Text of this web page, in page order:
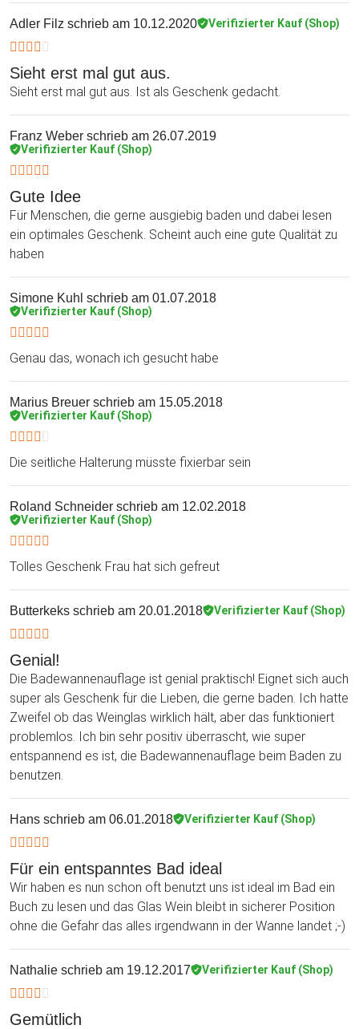
Adler Filz schrieb am 10.12.2020 Verifizierter Kauf (Shop)
Sieht erst mal gut aus.
Sieht erst mal gut aus. Ist als Geschenk gedacht.
Franz Weber schrieb am 26.07.2019
Verifizierter Kauf (Shop)
Gute Idee
Für Menschen, die gerne ausgiebig baden und dabei lesen
ein optimales Geschenk. Scheint auch eine gute Qualität zu
haben
Simone Kuhl schrieb am 01.07.2018
Verifizierter Kauf (Shop)
Genau das, wonach ich gesucht habe
Marius Breuer schrieb am 15.05.2018
Verifizierter Kauf (Shop)
Die seitliche Halterung müsste fixierbar sein
Roland Schneider schrieb am 12.02.2018
Verifizierter Kauf (Shop)
Tolles Geschenk Frau hat sich gefreut
Butterkeks schrieb am 20.01.2018 Verifizierter Kauf (Shop)
Genial!
Die Badewannenauflage ist genial praktisch! Eignet sich auch
super als Geschenk für die Lieben, die gerne baden. Ich hatte
Zweifel ob das Weinglas wirklich hält, aber das funktioniert
problemlos. Ich bin sehr positiv überrascht, wie super
entspannend es ist, die Badewannenauflage beim Baden zu
benutzen.
Hans schrieb am 06.01.2018 Verifizierter Kauf (Shop)
Für ein entspanntes Bad ideal
Wir haben es nun schon oft benutzt uns ist ideal im Bad ein
Buch zu lesen und das Glas Wein bleibt in sicherer Position
ohne die Gefahr das alles irgendwann in der Wanne landet ;-)
Nathalie schrieb am 19.12.2017 Verifizierter Kauf (Shop)
Gemütlich